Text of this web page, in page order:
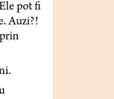
pot fi
Auzi?!